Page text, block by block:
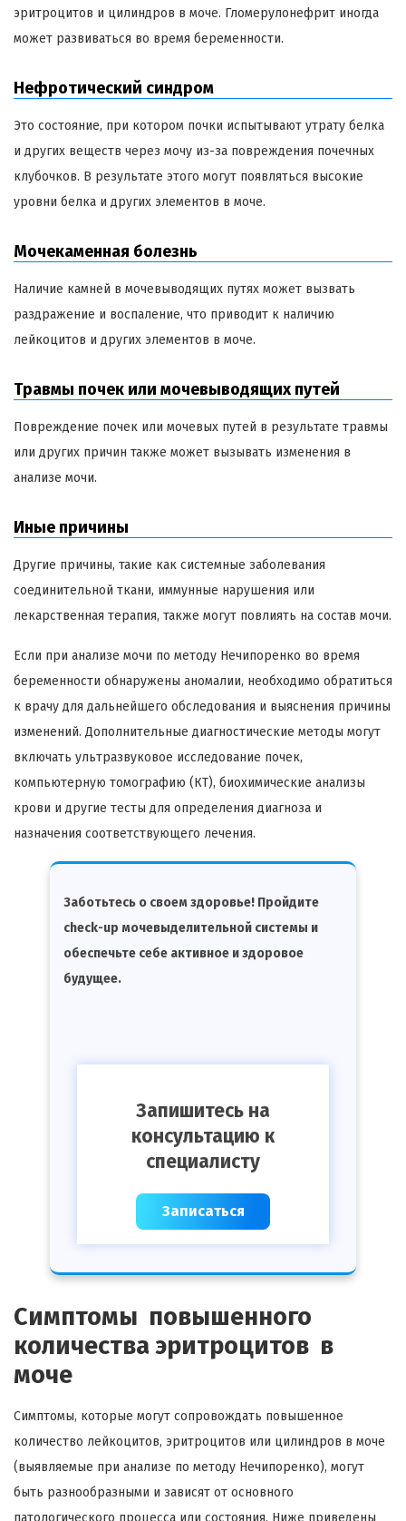
эритроцитов и цилиндров в моче. Гломерулонефрит иногда
может развиваться во время беременности.
Нефротический синдром
Это состояние, при котором почки испытывают утрату белка
и других веществ через мочу из-за повреждения почечных
клубочков. В результате этого могут появляться высокие
уровни белка и других элементов в моче.
Мочекаменная болезнь
Наличие камней в мочевыводящих путях может вызвать
раздражение и воспаление, что приводит к наличию
лейкоцитов и других элементов в моче.
Травмы почек или мочевыводящих путей
Повреждение почек или мочевых путей в результате травмы
или других причин также может вызывать изменения в
анализе мочи.
Иные причины
Другие причины, такие как системные заболевания
соединительной ткани, иммунные нарушения или
лекарственная терапия, также могут повлиять на состав мочи.
Если при анализе мочи по методу Нечипоренко во время
беременности обнаружены аномалии, необходимо обратиться
к врачу для дальнейшего обследования и выяснения причины
изменений. Дополнительные диагностические методы могут
включать ультразвуковое исследование почек,
компьютерную томографию (КТ), биохимические анализы
крови и другие тесты для определения диагноза и
назначения соответствующего лечения.
Заботьтесь о своем здоровье! Пройдите
check-up мочевыделительной системы и
обеспечьте себе активное и здоровое
будущее.
Запишитесь на
консультацию к
специалисту
Записаться
Симптомы повышенного
количества эритроцитов в
моче
Симптомы, которые могут сопровождать повышенное
количество лейкоцитов, эритроцитов или цилиндров в моче
(выявляемые при анализе по методу Нечипоренко), могут
быть разнообразными и зависят от основного
патологического процесса или состояния. Ниже приведены